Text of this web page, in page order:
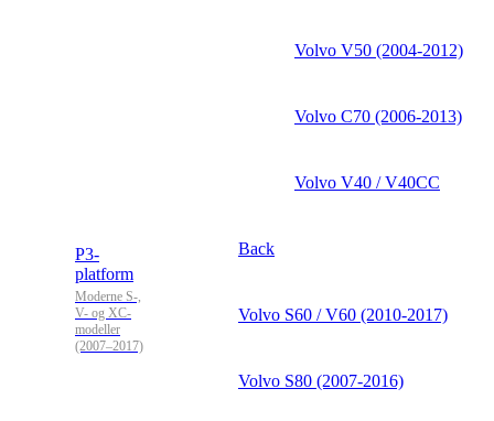
Volvo V50 (2004-2012)
Volvo C70 (2006-2013)
Volvo V40 / V40CC
P3-
platform
Moderne S-,
V- og XC-
modeller
(2007–2017)
Back
Volvo S60 / V60 (2010-2017)
Volvo S80 (2007-2016)